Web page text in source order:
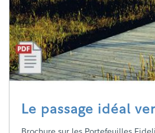
Le passage idéal